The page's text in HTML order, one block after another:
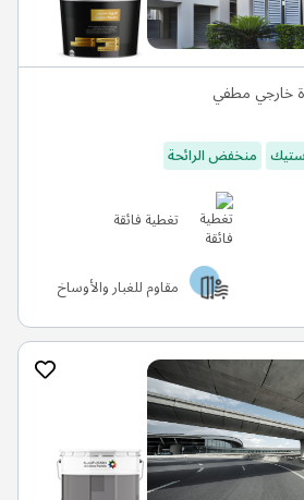
خارجي مطفي
منخفض الرائحة
تغطية فائقة
مقاوم للغبار والأوساخ